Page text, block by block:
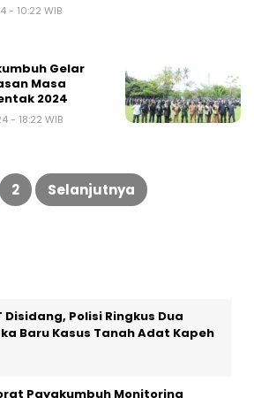
- 10:22 WIB
Gelar
Masa
2024
- 18:22 WIB
2 Selanjutnya
Disidang, Polisi Ringkus Dua
Baru Kasus Tanah Adat Kapeh
Payakumbuh Monitoring